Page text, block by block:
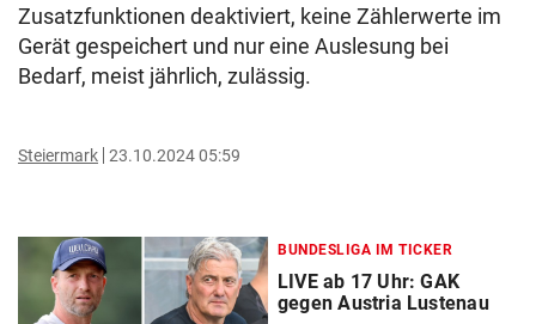
Zusatzfunktionen deaktiviert, keine Zählerwerte im
Gerät gespeichert und nur eine Auslesung bei
Bedarf, meist jährlich, zulässig.
Steiermark 23.10.2024 05:59
BUNDESLIGA IM TICKER
LIVE ab 17 Uhr: GAK
gegen Austria Lustenau